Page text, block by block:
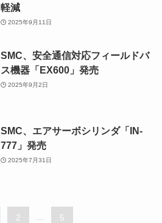
軽減
2025年9月11日
SMC、安全通信対応フィールドバ
ス機器「EX600」発売
2025年9月2日
SMC、エアサーボシリンダ「IN-
777」発売
2025年7月31日
2 5